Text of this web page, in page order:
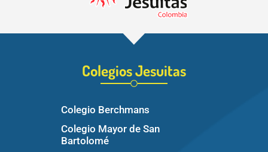
Colegios Jesuitas
Colegio Berchmans
Colegio Mayor de San
Bartolomé